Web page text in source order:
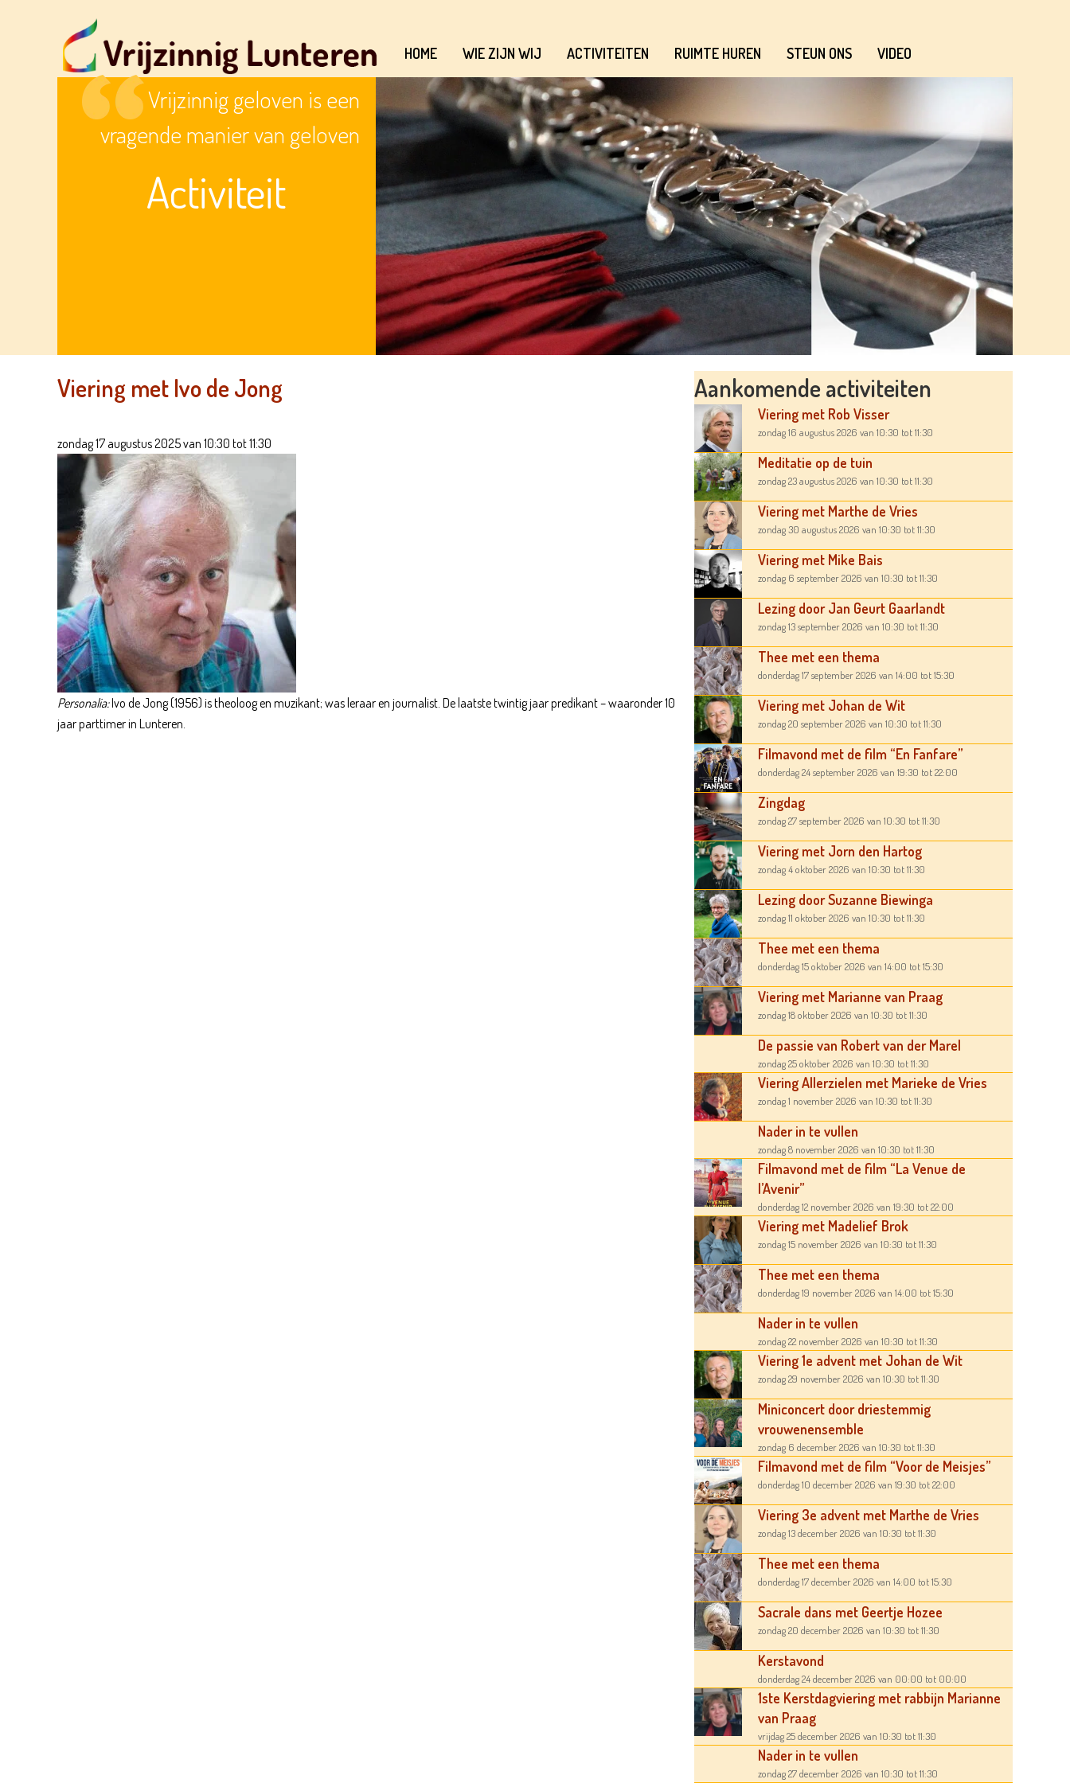
HOME WIE ZIJN WIJ ACTIVITEITEN RUIMTE HUREN STEUN ONS VIDEO
Vrijzinnig geloven is een
vragende manier van geloven
Activiteit
Viering met Ivo de Jong
zondag 17 augustus 2025 van 10:30 tot 11:30
Personalia:Ivo de Jong (1956) is theoloog en muzikant; was leraar en journalist. De laatste twintig jaar predikant – waaronder 10
jaar parttimer in Lunteren.
Aankomende activiteiten
Viering met Rob Visser
zondag 16 augustus 2026 van 10:30 tot 11:30
Meditatie op de tuin
zondag 23 augustus 2026 van 10:30 tot 11:30
Viering met Marthe de Vries
zondag 30 augustus 2026 van 10:30 tot 11:30
Viering met Mike Bais
zondag 6 september 2026 van 10:30 tot 11:30
Lezing door Jan Geurt Gaarlandt
zondag 13 september 2026 van 10:30 tot 11:30
Thee met een thema
donderdag 17 september 2026 van 14:00 tot 15:30
Viering met Johan de Wit
zondag 20 september 2026 van 10:30 tot 11:30
Filmavond met de film “En Fanfare”
donderdag 24 september 2026 van 19:30 tot 22:00
Zingdag
zondag 27 september 2026 van 10:30 tot 11:30
Viering met Jorn den Hartog
zondag 4 oktober 2026 van 10:30 tot 11:30
Lezing door Suzanne Biewinga
zondag 11 oktober 2026 van 10:30 tot 11:30
Thee met een thema
donderdag 15 oktober 2026 van 14:00 tot 15:30
Viering met Marianne van Praag
zondag 18 oktober 2026 van 10:30 tot 11:30
De passie van Robert van der Marel
zondag 25 oktober 2026 van 10:30 tot 11:30
Viering Allerzielen met Marieke de Vries
zondag 1 november 2026 van 10:30 tot 11:30
Nader in te vullen
zondag 8 november 2026 van 10:30 tot 11:30
Filmavond met de film “La Venue de
l’Avenir”
donderdag 12 november 2026 van 19:30 tot 22:00
Viering met Madelief Brok
zondag 15 november 2026 van 10:30 tot 11:30
Thee met een thema
donderdag 19 november 2026 van 14:00 tot 15:30
Nader in te vullen
zondag 22 november 2026 van 10:30 tot 11:30
Viering 1e advent met Johan de Wit
zondag 29 november 2026 van 10:30 tot 11:30
Miniconcert door driestemmig
vrouwenensemble
zondag 6 december 2026 van 10:30 tot 11:30
Filmavond met de film “Voor de Meisjes”
donderdag 10 december 2026 van 19:30 tot 22:00
Viering 3e advent met Marthe de Vries
zondag 13 december 2026 van 10:30 tot 11:30
Thee met een thema
donderdag 17 december 2026 van 14:00 tot 15:30
Sacrale dans met Geertje Hozee
zondag 20 december 2026 van 10:30 tot 11:30
Kerstavond
donderdag 24 december 2026 van 00:00 tot 00:00
1ste Kerstdagviering met rabbijn Marianne
van Praag
vrijdag 25 december 2026 van 10:30 tot 11:30
Nader in te vullen
zondag 27 december 2026 van 10:30 tot 11:30